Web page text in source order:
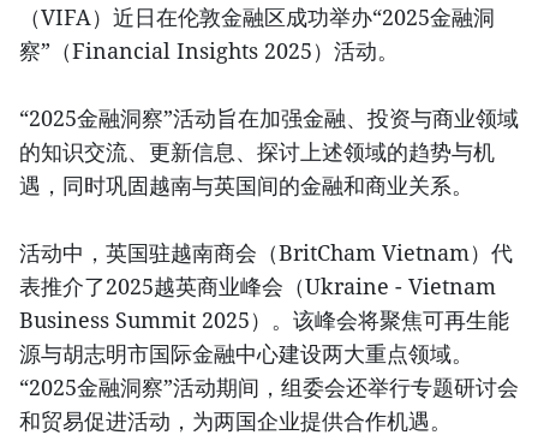
（VIFA）近日在伦敦金融区成功举办“2025金融洞
察”（Financial Insights 2025）活动。
“2025金融洞察”活动旨在加强金融、投资与商业领域
的知识交流、更新信息、探讨上述领域的趋势与机
遇，同时巩固越南与英国间的金融和商业关系。
活动中，英国驻越南商会（BritCham Vietnam）代
表推介了2025越英商业峰会（Ukraine - Vietnam
Business Summit 2025）。该峰会将聚焦可再生能
源与胡志明市国际金融中心建设两大重点领域。
“2025金融洞察”活动期间，组委会还举行专题研讨会
和贸易促进活动，为两国企业提供合作机遇。